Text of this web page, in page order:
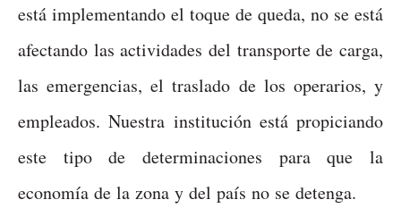
está implementando el toque de queda, no se está
afectando las actividades del transporte de carga,
las emergencias, el traslado de los operarios, y
empleados. Nuestra institución está propiciando
este tipo de determinaciones para que la
economía de la zona y del país no se detenga.